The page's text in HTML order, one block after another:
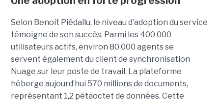
Selon Benoit Piédallu, le niveau d’adoption du service
témoigne de son succès. Parmi les 400 000
utilisateurs actifs, environ 80 000 agents se
servent également du client de synchronisation
Nuage sur leur poste de travail. La plateforme
héberge aujourd’hui 570 millions de documents,
représentant 1,2 pétaoctet de données. Cette